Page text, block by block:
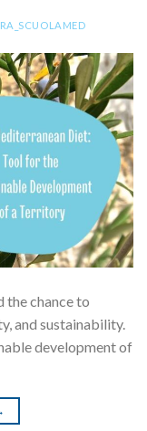
the chance to
and sustainability.
development of